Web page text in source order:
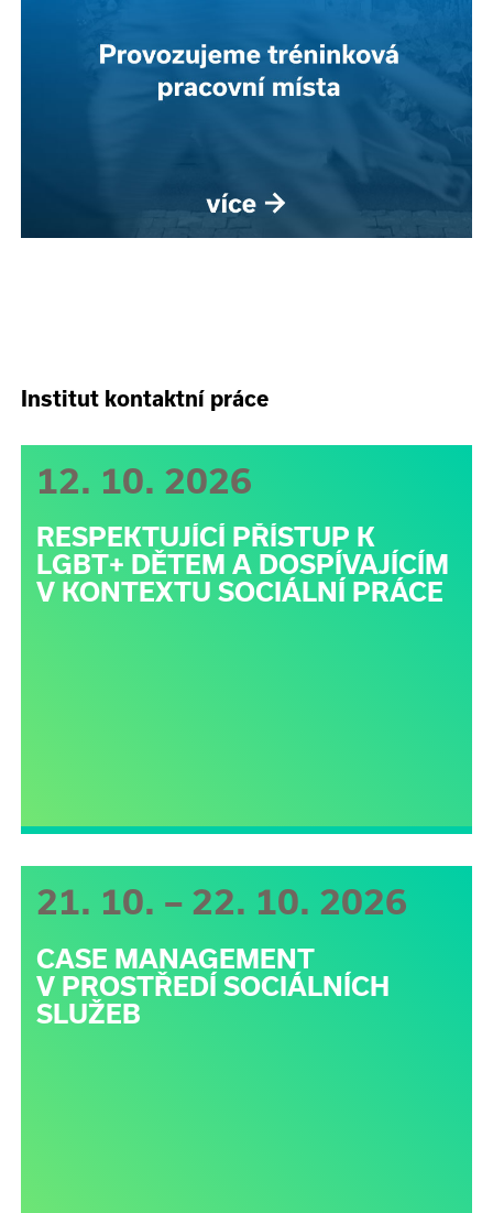
Institut kontaktní práce
12. 10. 2026
RESPEKTUJÍCÍ PŘÍSTUP K
LGBT+ DĚTEM A DOSPÍVAJÍCÍM
V KONTEXTU SOCIÁLNÍ PRÁCE
21. 10. – 22. 10. 2026
CASE MANAGEMENT
V PROSTŘEDÍ SOCIÁLNÍCH
SLUŽEB